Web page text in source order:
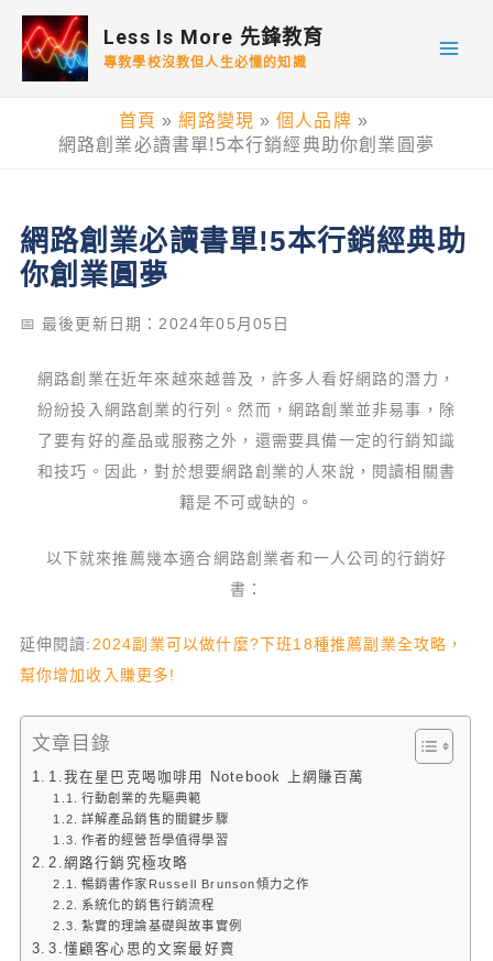
Less Is More 先鋒教育
專教學校沒教但人生必懂的知識
首頁 網路變現
個人品牌
網路創業必讀書單!5本行銷經典助你創業圓夢
網路創業必讀書單!5本行銷經典助
你創業圓夢
📅 最後更新日期：2024年05月05日
網路創業在近年來越來越普及，許多人看好網路的潛力，
紛紛投入網路創業的行列。然而，網路創業並非易事，除
了要有好的產品或服務之外，還需要具備一定的行銷知識
和技巧。因此，對於想要網路創業的人來說，閱讀相關書
籍是不可或缺的。
以下就來推薦幾本適合網路創業者和一人公司的行銷好
書：
延伸閱讀: 2024副業可以做什麼?下班18種推薦副業全攻略，
幫你增加收入賺更多!
文章目錄
1.我在星巴克喝咖啡用 Notebook 上網賺百萬
行動創業的先驅典範
詳解產品銷售的關鍵步驟
作者的經營哲學值得學習
2.網路行銷究極攻略
暢銷書作家Russell Brunson傾力之作
系統化的銷售行銷流程
紮實的理論基礎與故事實例
3.懂顧客心思的文案最好賣